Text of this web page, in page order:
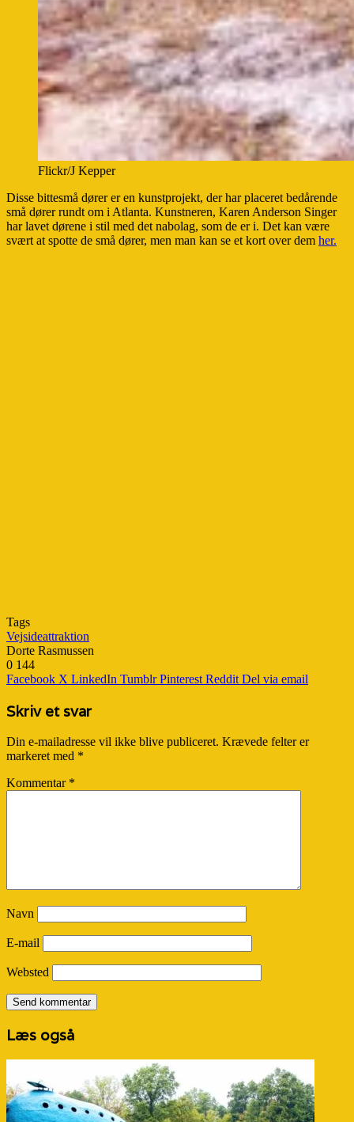
Flickr/J Kepper
Disse bittesmå dører er en kunstprojekt, der har placeret bedårende
små dører rundt om i Atlanta. Kunstneren, Karen Anderson Singer
har lavet dørene i stil med det nabolag, som de er i. Det kan være
svært at spotte de små dører, men man kan se et kort over dem her.
Tags
Vejsideattraktion
Dorte Rasmussen
0 144
Facebook X LinkedIn Tumblr Pinterest Reddit Del via email
Skriv et svar
Din e-mailadresse vil ikke blive publiceret. Krævede felter er
markeret med *
Kommentar *
Navn
E-mail
Websted
Læs også